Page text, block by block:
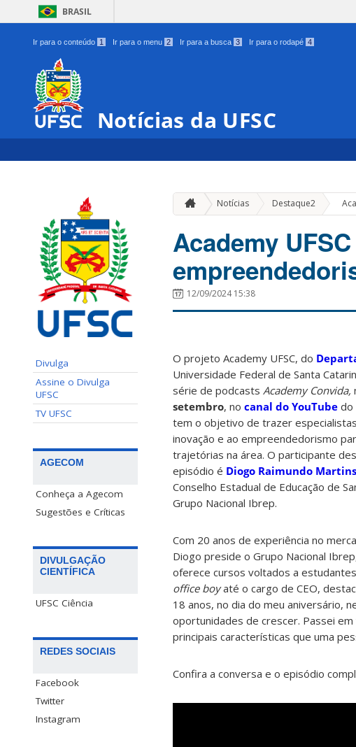
BRASIL
Ir para o conteúdo 1 Ir para o menu 2 Ir para a busca 3 Ir para o rodapé 4
Notícias da UFSC
Divulga
Assine o Divulga
UFSC
TV UFSC
AGECOM
Conheça a Agecom
Sugestões e Críticas
DIVULGAÇÃO
CIENTÍFICA
UFSC Ciência
REDES SOCIAIS
Facebook
Twitter
Instagram
Notícias Destaque2 »
Academy
12/09/2024 15:38
O projeto Academy UFSC, do
Universidade Federal de Santa
série de podcasts Academy Convida,
setembro, no canal do YouTube do
tem o objetivo de trazer
inovação e ao empreendedorismo
trajetórias na área. O participante
episódio é Diogo Raimundo Martins
Conselho Estadual de Educação de
Grupo Nacional Ibrep.
Com 20 anos de experiência no
Diogo preside o Grupo Nacional
oferece cursos voltados a
office boyaté o cargo de CEO,
18 anos, no dia do meu aniversário,
oportunidades de crescer. Passei
principais características que uma
Confira a conversa e o episódio